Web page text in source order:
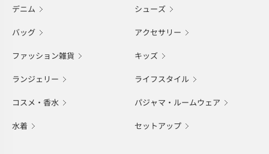
デニム シューズ
バッグ アクセサリー
ファッション雑貨 キッズ
ランジェリー ライフスタイル
コスメ・香水 パジャマ・ルームウェア
水着 セットアップ